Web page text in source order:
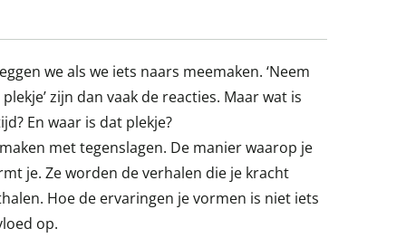
we als we iets naars meemaken. ‘Neem
zijn dan vaak de reacties. Maar wat is
En waar is dat plekje?
met tegenslagen. De manier waarop je
je. Ze worden de verhalen die je kracht
Hoe de ervaringen je vormen is niet iets
op.